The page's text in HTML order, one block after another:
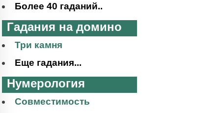
Более 40 гаданий..
Гадания на домино
Три камня
Еще гадания...
Нумерология
Совместимость